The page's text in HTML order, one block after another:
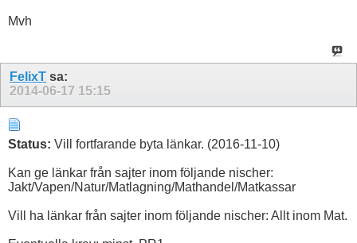
Mvh
FelixT sa:
2014-06-17 15:15
Status: Vill fortfarande byta länkar. (2016-11-10)
Kan ge länkar från sajter inom följande nischer:
Jakt/Vapen/Natur/Matlagning/Mathandel/Matkassar
Vill ha länkar från sajter inom följande nischer: Allt inom Mat.